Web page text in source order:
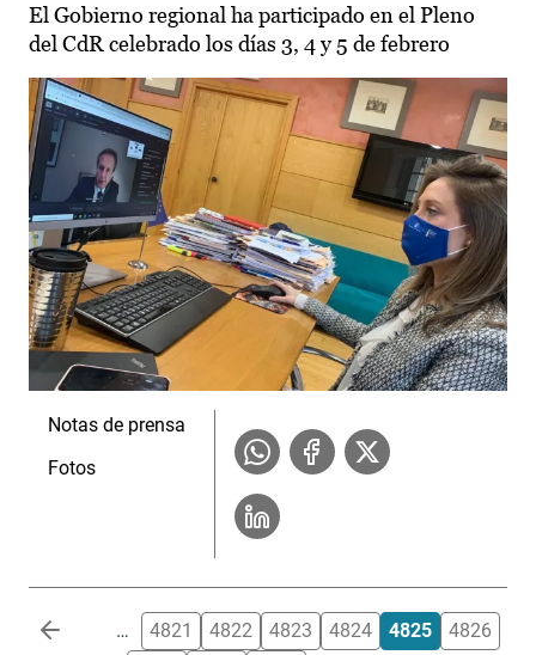
El Gobierno regional ha participado en el Pleno
del CdR celebrado los días 3, 4 y 5 de febrero
Notas de prensa
Fotos
Paginación … 4821 4822 4823 4824 4825
4826